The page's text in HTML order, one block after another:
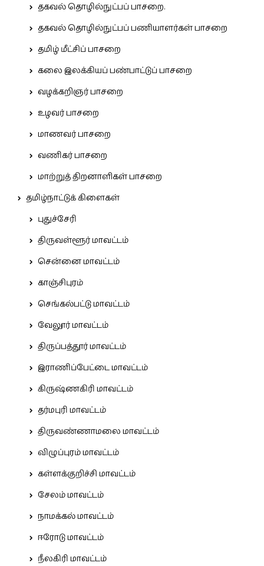
தகவல் தொழில்நுட்பப் பாசறை.
தகவல் தொழில்நுட்பப் பணியாளர்கள் பாசறை
தமிழ் மீட்சிப் பாசறை
கலை இலக்கியப் பண்பாட்டுப் பாசறை
வழக்கறிஞர் பாசறை
உழவர் பாசறை
மாணவர் பாசறை
வணிகர் பாசறை
மாற்றுத் திறனாளிகள் பாசறை
தமிழ்நாட்டுக் கிளைகள்
புதுச்சேரி
திருவள்ளூர் மாவட்டம்
சென்னை மாவட்டம்
காஞ்சிபுரம்
செங்கல்பட்டு மாவட்டம்
வேலூர் மாவட்டம்
திருப்பத்தூர் மாவட்டம்
இராணிப்பேட்டை மாவட்டம்
கிருஷ்ணகிரி மாவட்டம்
தர்மபுரி மாவட்டம்
திருவண்ணாமலை மாவட்டம்
விழுப்புரம் மாவட்டம்
கள்ளக்குறிச்சி மாவட்டம்
சேலம் மாவட்டம்
நாமக்கல் மாவட்டம்
ஈரோடு மாவட்டம்
நீலகிரி மாவட்டம்